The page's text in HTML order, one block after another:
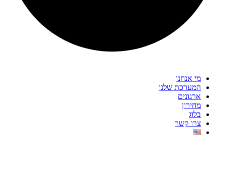
מי אנחנו
המערכת שלנו
ארגונים
מחירון
בלוג
צרו קשר